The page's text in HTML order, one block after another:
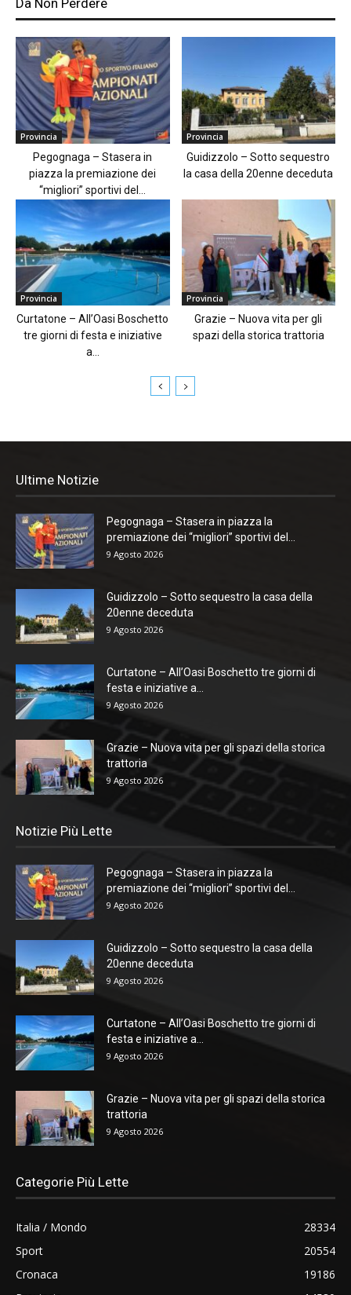
Da Non Perdere
Provincia
Pegognaga – Stasera in
piazza la premiazione dei
“migliori” sportivi del...
Provincia
Guidizzolo – Sotto sequestro
la casa della 20enne deceduta
Provincia
Curtatone – All’Oasi Boschetto
tre giorni di festa e iniziative
a...
Provincia
Grazie – Nuova vita per gli
spazi della storica trattoria
Ultime Notizie
Pegognaga – Stasera in piazza la
premiazione dei “migliori” sportivi del...
9 Agosto 2026
Guidizzolo – Sotto sequestro la casa della
20enne deceduta
9 Agosto 2026
Curtatone – All’Oasi Boschetto tre giorni di
festa e iniziative a...
9 Agosto 2026
Grazie – Nuova vita per gli spazi della storica
trattoria
9 Agosto 2026
Notizie Più Lette
Pegognaga – Stasera in piazza la
premiazione dei “migliori” sportivi del...
9 Agosto 2026
Guidizzolo – Sotto sequestro la casa della
20enne deceduta
9 Agosto 2026
Curtatone – All’Oasi Boschetto tre giorni di
festa e iniziative a...
9 Agosto 2026
Grazie – Nuova vita per gli spazi della storica
trattoria
9 Agosto 2026
Categorie Più Lette
Italia / Mondo
28334
Sport
20554
Cronaca
19186